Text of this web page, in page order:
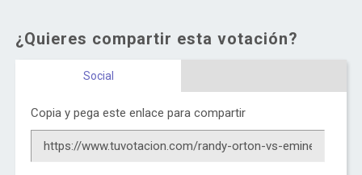
¿Quieres compartir esta votación?
Social
Copia y pega este enlace para compartir